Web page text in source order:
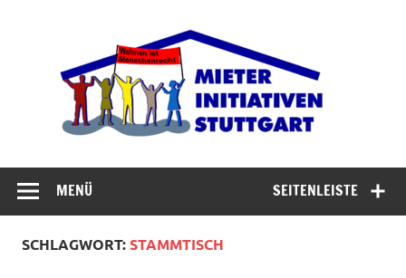
verteidigen
SEITENLEISTE
MENÜ
SCHLAGWORT:STAMMTISCH